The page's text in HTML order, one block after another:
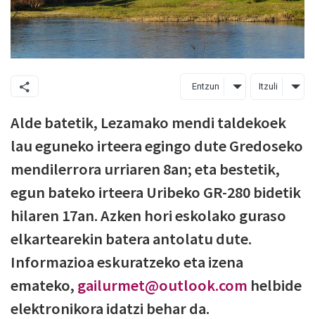
Entzun Itzuli
Alde batetik, Lezamako mendi taldekoek
lau eguneko irteera egingo dute Gredoseko
mendilerrora urriaren 8an; eta bestetik,
egun bateko irteera Uribeko GR-280 bidetik
hilaren 17an. Azken hori eskolako guraso
elkartearekin batera antolatu dute.
Informazioa eskuratzeko eta izena
emateko, gailurmet@outlook.com helbide
elektronikora idatzi behar da.